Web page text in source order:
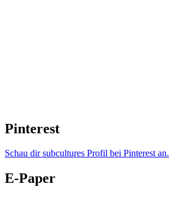
Pinterest
Schau dir subcultures Profil bei Pinterest an.
E-Paper